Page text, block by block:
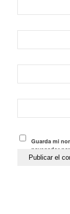
Guarda mi
navegador